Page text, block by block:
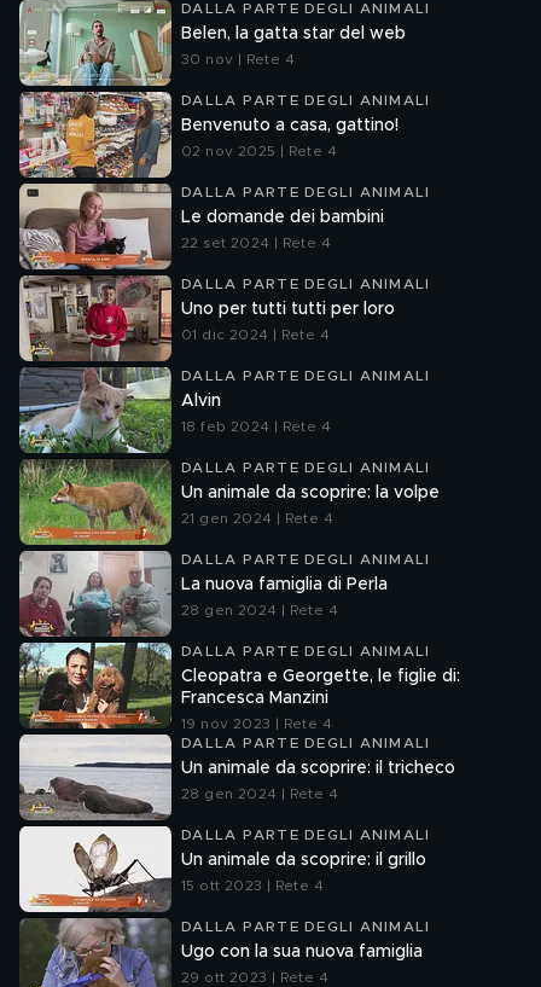
DALLA PARTE DEGLI ANIMALI
Belen, la gatta star del web
30 nov | Rete 4
DALLA PARTE DEGLI ANIMALI
Benvenuto a casa, gattino!
02 nov 2025 | Rete 4
DALLA PARTE DEGLI ANIMALI
Le domande dei bambini
22 set 2024 | Rete 4
DALLA PARTE DEGLI ANIMALI
Uno per tutti tutti per loro
01 dic 2024 | Rete 4
DALLA PARTE DEGLI ANIMALI
Alvin
18 feb 2024 | Rete 4
DALLA PARTE DEGLI ANIMALI
Un animale da scoprire: la volpe
21 gen 2024 | Rete 4
DALLA PARTE DEGLI ANIMALI
La nuova famiglia di Perla
28 gen 2024 | Rete 4
DALLA PARTE DEGLI ANIMALI
Cleopatra e Georgette, le figlie di:
Francesca Manzini
19 nov 2023 | Rete 4
DALLA PARTE DEGLI ANIMALI
Un animale da scoprire: il tricheco
28 gen 2024 | Rete 4
DALLA PARTE DEGLI ANIMALI
Un animale da scoprire: il grillo
15 ott 2023 | Rete 4
DALLA PARTE DEGLI ANIMALI
Ugo con la sua nuova famiglia
29 ott 2023 | Rete 4